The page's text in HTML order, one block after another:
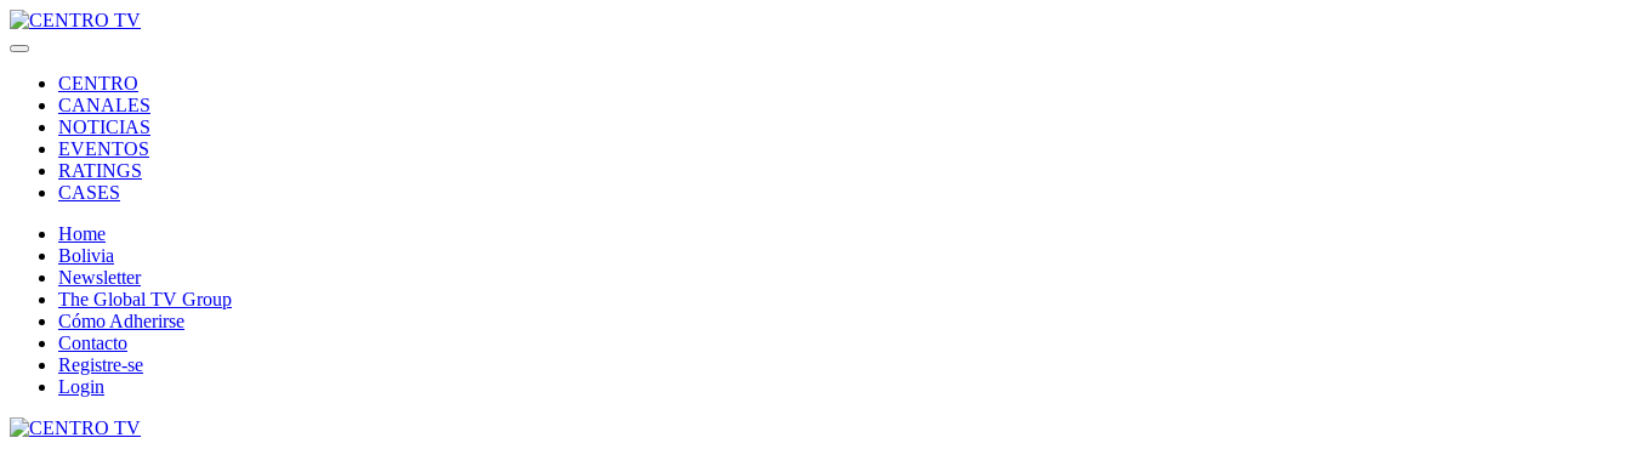
CENTRO
CANALES
NOTICIAS
EVENTOS
RATINGS
CASES
Home
Bolivia
Newsletter
The Global TV Group
Cómo Adherirse
Contacto
Registre-se
Login